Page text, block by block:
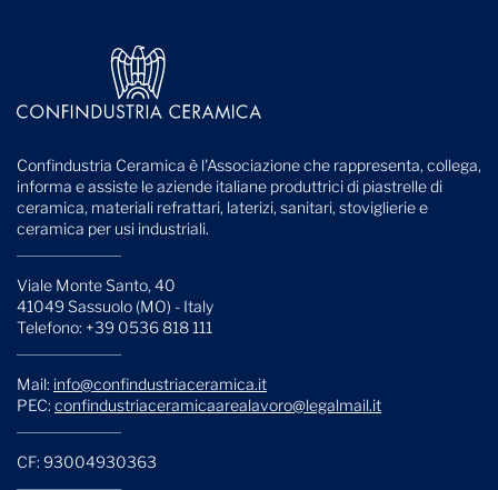
Confindustria Ceramica è l'Associazione che rappresenta, collega,
informa e assiste le aziende italiane produttrici di piastrelle di
ceramica, materiali refrattari, laterizi, sanitari, stoviglierie e
ceramica per usi industriali.
Viale Monte Santo, 40
41049 Sassuolo (MO) - Italy
Telefono: +39 0536 818 111
Mail: info@confindustriaceramica.it
PEC: confindustriaceramicaarealavoro@legalmail.it
CF: 93004930363